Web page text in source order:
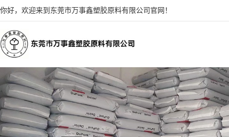
你好，欢迎来到东莞市万事鑫塑胶原料有限公司官网！